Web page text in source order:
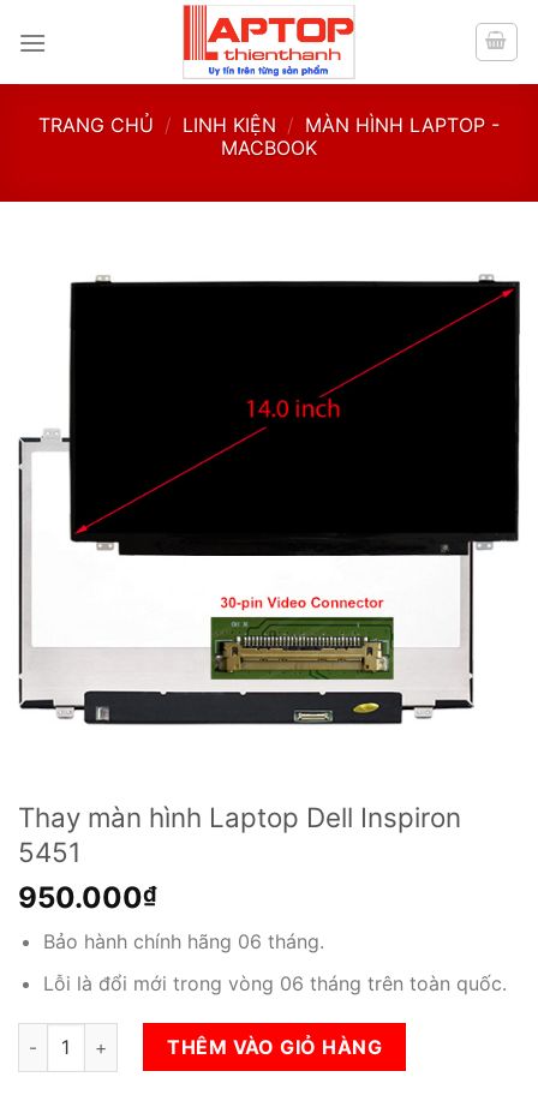
TRANG CHỦ / LINH KIỆN / MÀN HÌNH LAPTOP -
MACBOOK
Thay màn hình Laptop Dell Inspiron
5451
950.000₫
Bảo hành chính hãng 06 tháng.
Lỗi là đổi mới trong vòng 06 tháng trên toàn quốc.
Thay màn hình Laptop Dell Inspiron 5451 số lượng
THÊM VÀO GIỎ HÀNG